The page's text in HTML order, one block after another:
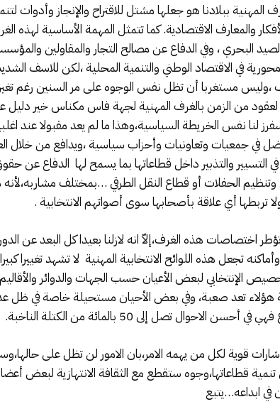
المهنية ببلادنا هو جعلها مشتل للاقتراح والإنجاز وأدوات
والمعارف الاقتصادية. كما تتمثل المهمة الأساسية لهذه
البحري ، وفي الدفاع عن مصالح التجار والمقاولين
في الاقتصاد الوطني والتنمية المحلية ،لكن للاسف
،وليس مستغربا أن تظل نفس الوجوه على مر السنين رغم
لعقود من الزمن بالغرف المهنية لجهة فاس مكناس خير
لنا نفس الخريطة السياسية،وهذا ما لم يعد مقبولا عند
في جمعيات وتعاونيات وأحزاب سياسية ،ويدافع من خلال
التسيير والتذبير داخل قطاعاتها بما يسمح لها الدفاع عن
الحفلات أو قطاع النقل الطرقي …بمختلف
تربطها أي علاقة بأصحابها سوى أصواتهم الانتخابية .
اختصاصات هذه الغرف،إلاّ انه لازلنا بعيدا كل البعد عن
تجعل هذه اللوائح الانتخابية المهنية لا تشهد
الإنتخابي لبعض الأعيان حسب الجهات والدوائر
هؤلاء تعد صعبة، وفي بعض الأحيان مستحيلة خاصة في ظل
تصل إلى 50 بالمائة من الكتلة الناخبة.
قطاعاتها،وجوه ستقطع مع الثقافة الانتهازية لبعض أعضاء
في ابداعه…يتبع